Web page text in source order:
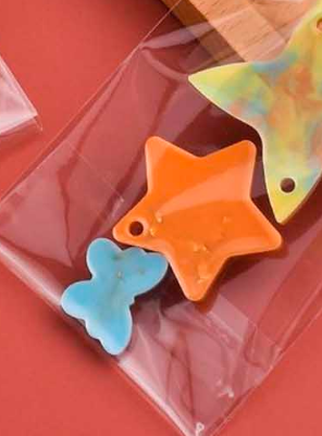
Изготовлены из
высокой
использовании,